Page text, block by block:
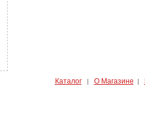
Каталог| О Магазине |